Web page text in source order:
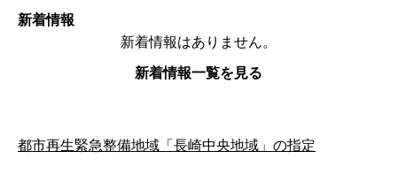
新着情報
新着情報はありません。
新着情報一覧を見る
都市再生緊急整備地域「長崎中央地域」の指定